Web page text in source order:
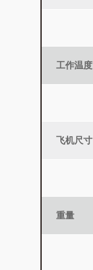
工作温度
飞机尺寸
重量